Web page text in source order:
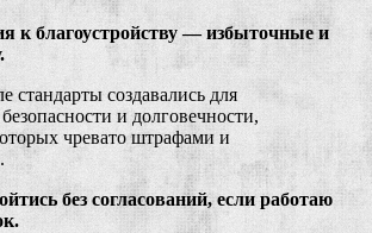
к благоустройству — избыточные и
стандарты создавались для
и долговечности,
чревато штрафами и
без согласований, если работаю